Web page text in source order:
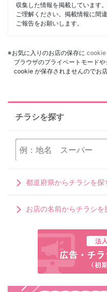
収集した情報を掲載しています
ご理解ください。掲載情報に間
ご報告をお願いします。
※お気に入りのお店の保存に cookie
ブラウザのプライベートモード
cookie が保存されませんのでお
チラシを探す
都道府県からチラシを探
お店の名前からチラシを